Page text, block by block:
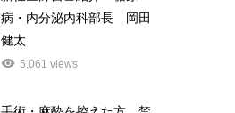
病・内分泌内科部長 岡田
健太
5,061 views